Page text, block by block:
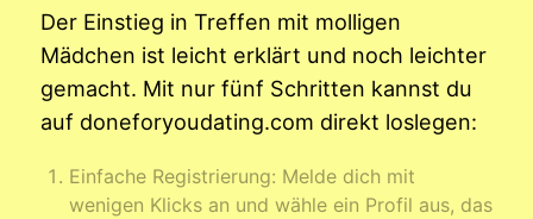
Der Einstieg in Treffen mit molligen
Mädchen ist leicht erklärt und noch leichter
gemacht. Mit nur fünf Schritten kannst du
auf doneforyoudating.com direkt loslegen:
Einfache Registrierung: Melde dich mit
wenigen Klicks an und wähle ein Profil aus, das